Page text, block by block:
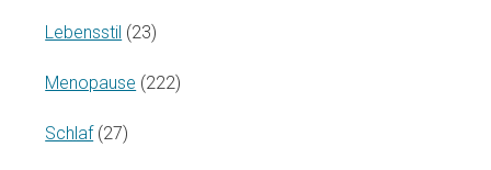
Lebensstil (23)
Menopause (222)
Schlaf (27)